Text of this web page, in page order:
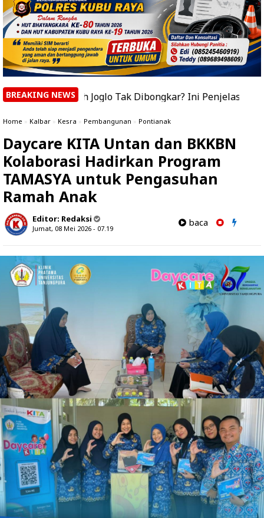
BREAKING NEWS
Joglo Tak Dibongkar? Ini Penjelasan Bupati Sujiwo
Home » Kalbar » Kesra » Pembangunan » Pontianak
Daycare KITA Untan dan BKKBN
Kolaborasi Hadirkan Program
TAMASYA untuk Pengasuhan
Ramah Anak
Editor: Redaksi
Jumat, 08 Mei 2026 - 07.19
baca